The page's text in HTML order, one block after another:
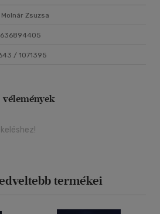
Zsuzsa
/ 1071395
vélemények
termékei